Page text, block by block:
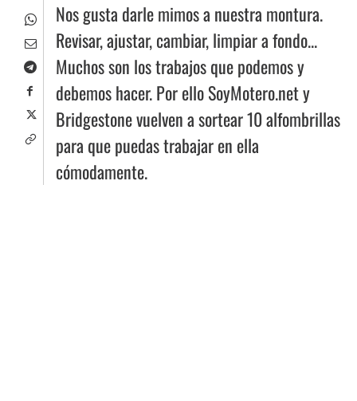
Nos gusta darle mimos a nuestra montura.
Revisar, ajustar, cambiar, limpiar a fondo...
Muchos son los trabajos que podemos y
debemos hacer. Por ello SoyMotero.net y
Bridgestone vuelven a sortear 10 alfombrillas
para que puedas trabajar en ella
cómodamente.